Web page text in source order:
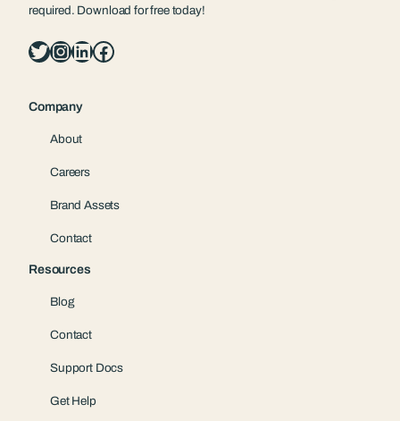
required. Download for free today!
Twitter InstagramLinkedIn Facebook
Company
About
Careers
Brand Assets
Contact
Resources
Blog
Contact
Support Docs
Get Help